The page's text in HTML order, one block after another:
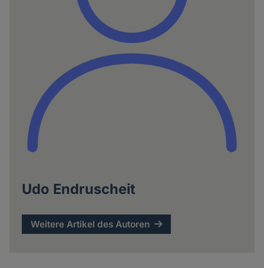
Udo Endruscheit
Weitere Artikel des Autoren